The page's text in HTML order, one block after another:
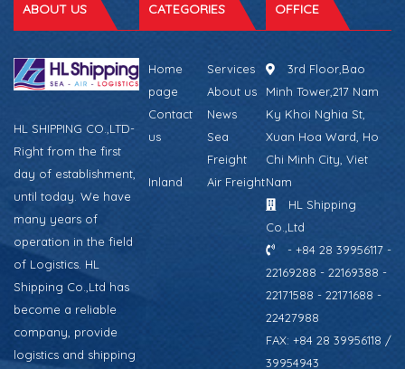
ABOUT US
HL SHIPPING CO.,LTD-
Right from the first
day of establishment,
until today. We have
many years of
operation in the field
of Logistics. HL
Shipping Co.,Ltd has
become a reliable
company, provide
logistics and shipping
CATEGORIES
Home
page
Services
About us
Contact
us
News
Sea
Freight
Inland
Air Freight
OFFICE
3rd Floor,Bao
Minh Tower,217 Nam
Ky Khoi Nghia St,
Xuan Hoa Ward, Ho
Chi Minh City, Viet
Nam
HL Shipping
Co.,Ltd
- +84 28 39956117 -
22169288 - 22169388 -
22171588 - 22171688 -
22427988
FAX: +84 28 39956118 /
39954943